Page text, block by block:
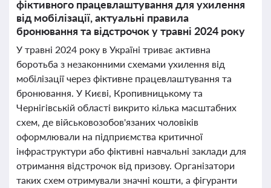
фіктивного працевлаштування для ухилення
від мобілізації, актуальні правила
бронювання та відстрочок у травні 2024 року
У травні 2024 року в Україні триває активна
боротьба з незаконними схемами ухилення від
мобілізації через фіктивне працевлаштування та
бронювання. У Києві, Кропивницькому та
Чернігівській області викрито кілька масштабних
схем, де військовозобов'язаних чоловіків
оформлювали на підприємства критичної
інфраструктури або фіктивні навчальні заклади для
отримання відстрочок від призову. Організатори
таких схем отримували значні кошти, а фігуранти